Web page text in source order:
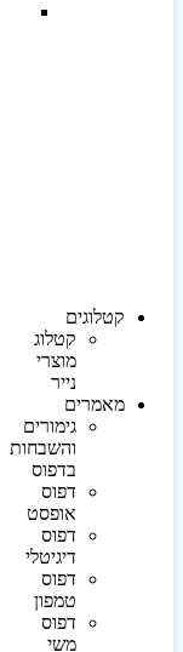
קטלוגים
קטלוג
מוצרי
נייר
מאמרים
גימורים
והשבחות
בדפוס
דפוס
אופסט
דפוס
דיגיטלי
דפוס
טמפון
דפוס
משי